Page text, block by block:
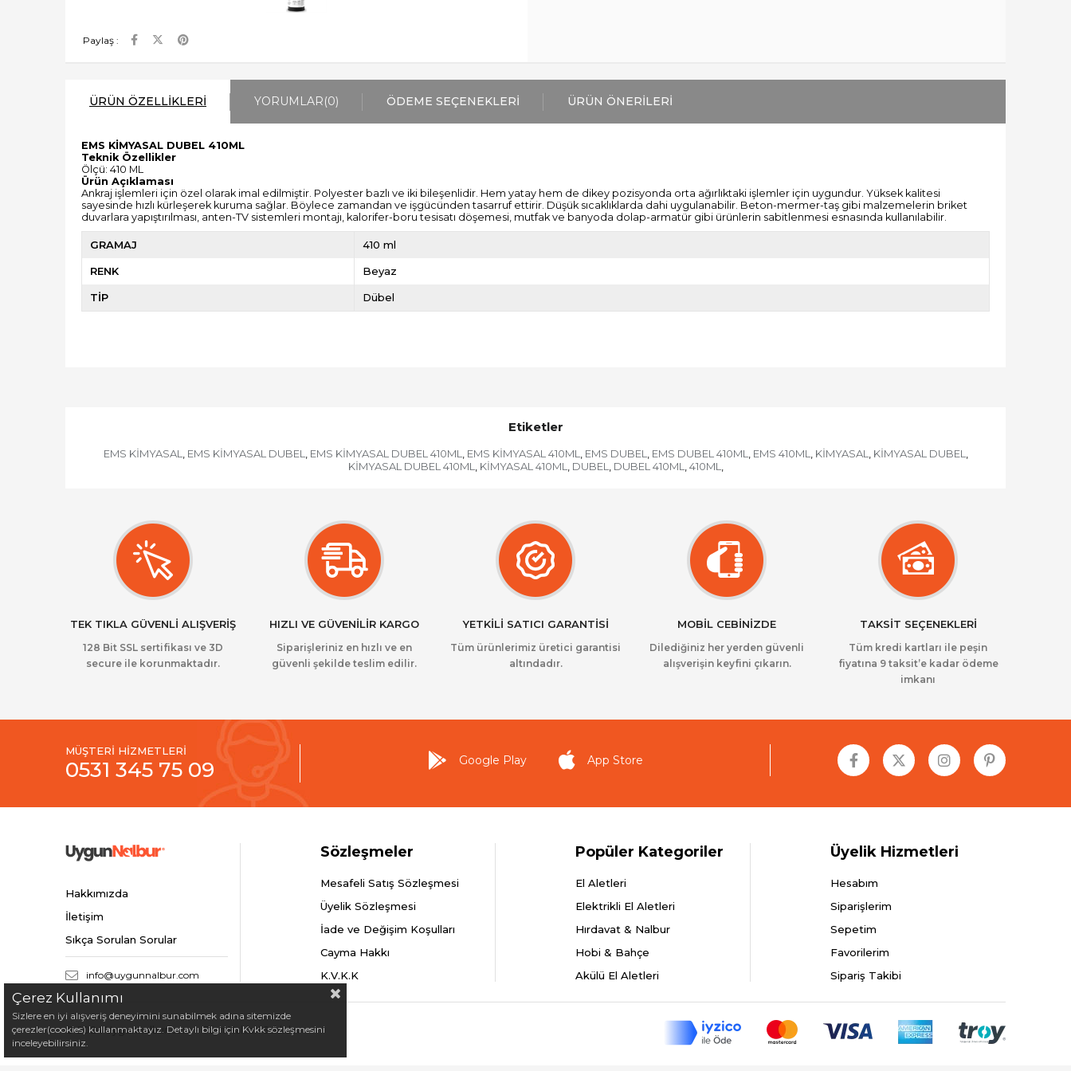
Paylaş :
ÜRÜN ÖZELLIKLERI YORUMLAR(0) ÖDEME SEÇENEKLERI ÜRÜN ÖNERILERI
EMS KİMYASAL DUBEL 410ML
Teknik Özellikler
Ölçü: 410 ML
Ürün Açıklaması
Ankraj işlemleri için özel olarak imal edilmiştir. Polyester bazlı ve iki bileşenlidir. Hem yatay hem de dikey pozisyonda orta ağırlıktaki işlemler için uygundur. Yüksek kalitesi
sayesinde hızlı kürleşerek kuruma sağlar. Böylece zamandan ve işgücünden tasarruf ettirir. Düşük sıcaklıklarda dahi uygulanabilir. Beton-mermer-taş gibi malzemelerin briket
duvarlara yapıştırılması, anten-TV sistemleri montajı, kalorifer-boru tesisatı döşemesi, mutfak ve banyoda dolap-armatür gibi ürünlerin sabitlenmesi esnasında kullanılabilir.
GRAMAJ 410 ml
RENK Beyaz
TİP Dübel
Etiketler
EMS KİMYASAL , EMS KİMYASAL DUBEL , EMS KİMYASAL DUBEL 410ML , EMS KİMYASAL 410ML , EMS DUBEL , EMS DUBEL 410ML , EMS 410ML , KİMYASAL , KİMYASAL DUBEL ,
KİMYASAL DUBEL 410ML , KİMYASAL 410ML , DUBEL , DUBEL 410ML , 410ML ,
TEK TIKLA GÜVENLİ ALIŞVERİŞ
128 Bit SSL sertifikası ve 3D
secure ile korunmaktadır.
HIZLI VE GÜVENİLİR KARGO
Siparişleriniz en hızlı ve en
güvenli şekilde teslim edilir.
YETKİLİ SATICI GARANTİSİ
Tüm ürünlerimiz üretici garantisi
altındadır.
MOBİL CEBİNİZDE
Dilediğiniz her yerden güvenli
alışverişin keyfini çıkarın.
TAKSİT SEÇENEKLERİ
Tüm kredi kartları ile peşin
fiyatına 9 taksit’e kadar ödeme
imkanı
MÜŞTERİ HİZMETLERİ
0531 345 75 09 Google Play App Store
Hakkımızda
İletişim
Sıkça Sorulan Sorular
info@uygunnalbur.com
Sözleşmeler
Mesafeli Satış Sözleşmesi
Üyelik Sözleşmesi
İade ve Değişim Koşulları
Cayma Hakkı
K.V.K.K
Popüler Kategoriler
El Aletleri
Elektrikli El Aletleri
Hırdavat & Nalbur
Hobi & Bahçe
Akülü El Aletleri
Üyelik Hizmetleri
Hesabım
Siparişlerim
Sepetim
Favorilerim
Sipariş Takibi
© 2024 Uygunnalbur.com - Tüm Hakları Saklıdır.
Çerez Kullanımı
Sizlere en iyi alışveriş deneyimini sunabilmek adına sitemizde
çerezler(cookies) kullanmaktayız. Detaylı bilgi için Kvkk sözleşmesini
inceleyebilirsiniz.